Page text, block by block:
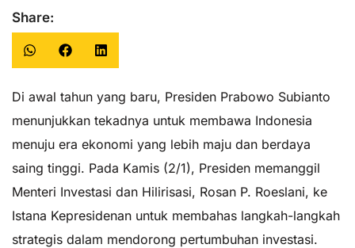
Share:
Di awal tahun yang baru, Presiden Prabowo Subianto
menunjukkan tekadnya untuk membawa Indonesia
menuju era ekonomi yang lebih maju dan berdaya
saing tinggi. Pada Kamis (2/1), Presiden memanggil
Menteri Investasi dan Hilirisasi, Rosan P. Roeslani, ke
Istana Kepresidenan untuk membahas langkah-langkah
strategis dalam mendorong pertumbuhan investasi.